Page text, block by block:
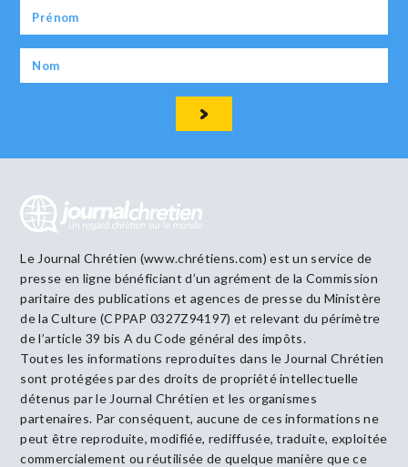
Le Journal Chrétien (www.chrétiens.com) est un service de
presse en ligne bénéficiant d’un agrément de la Commission
paritaire des publications et agences de presse du Ministère
de la Culture (CPPAP 0327Z94197) et relevant du périmètre
de l’article 39 bis A du Code général des impôts.
Toutes les informations reproduites dans le Journal Chrétien
sont protégées par des droits de propriété intellectuelle
détenus par le Journal Chrétien et les organismes
partenaires. Par conséquent, aucune de ces informations ne
peut être reproduite, modifiée, rediffusée, traduite, exploitée
commercialement ou réutilisée de quelque manière que ce